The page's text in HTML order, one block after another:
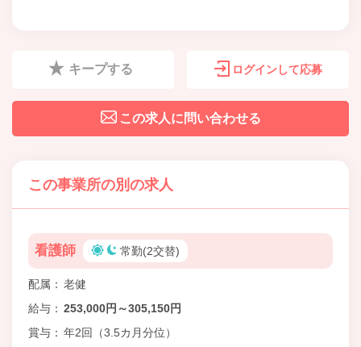
キープする ログインして応募
この求人に問い合わせる
この事業所の別の求人
看護師 常勤(2交替)
配属
老健
給与
253,000円～305,150円
賞与
年2回（3.5カ月分位）